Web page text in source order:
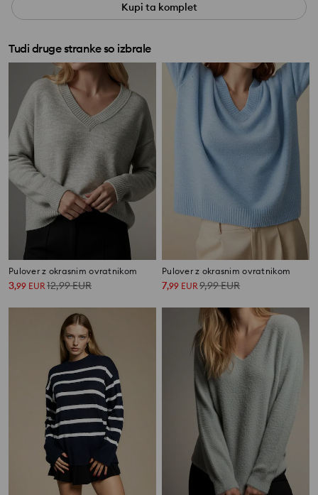
Kupi ta komplet
Tudi druge stranke so izbrale
Pulover z okrasnim ovratnikom
3,99 EUR12,99EUR
Pulover z okrasnim ovratnikom
7,99 EUR9,99EUR